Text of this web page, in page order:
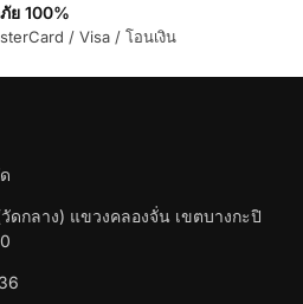
ย 100%
/ Visa / โอนเงิน
ดกลาง) แขวงคลองจั่น เขตบางกะปิ